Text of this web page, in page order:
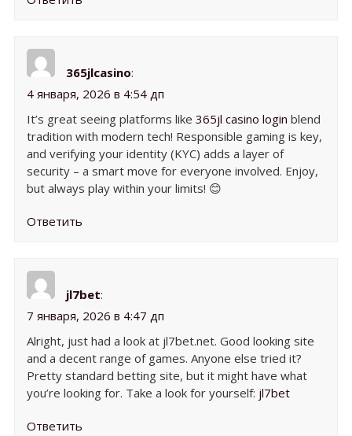
365jlcasino:
4 января, 2026 в 4:54 дп
It’s great seeing platforms like 365jl casino login blend
tradition with modern tech! Responsible gaming is key,
and verifying your identity (KYC) adds a layer of
security – a smart move for everyone involved. Enjoy,
but always play within your limits! 😊
Ответить
jl7bet:
7 января, 2026 в 4:47 дп
Alright, just had a look at jl7bet.net. Good looking site
and a decent range of games. Anyone else tried it?
Pretty standard betting site, but it might have what
you’re looking for. Take a look for yourself: jl7bet
Ответить